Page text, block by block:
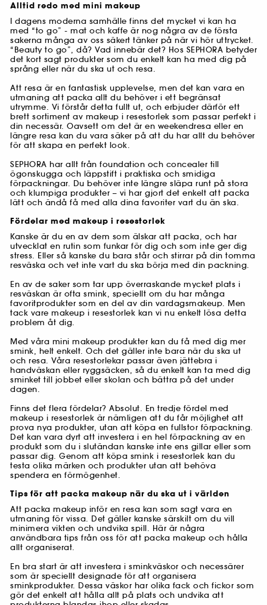
Alltid redo med mini makeup
I dagens moderna samhälle finns det mycket vi kan ha
med “to go” - mat och kaffe är nog några av de första
sakerna många av oss säkert tänker på när vi hör uttrycket.
“Beauty to go”, då? Vad innebär det? Hos SEPHORA betyder
det kort sagt produkter som du enkelt kan ha med dig på
språng eller när du ska ut och resa.
Att resa är en fantastisk upplevelse, men det kan vara en
utmaning att packa allt du behöver i ett begränsat
utrymme. Vi förstår detta fullt ut, och erbjuder därför ett
brett sortiment av makeup i resestorlek som passar perfekt i
din necessär. Oavsett om det är en weekendresa eller en
längre resa kan du vara säker på att du har allt du behöver
för att skapa en perfekt look.
SEPHORA har allt från foundation och concealer till
ögonskugga och läppstift i praktiska och smidiga
förpackningar. Du behöver inte längre släpa runt på stora
och klumpiga produkter – vi har gjort det enkelt att packa
lätt och ändå få med alla dina favoriter vart du än ska.
Fördelar med makeup i resestorlek
Kanske är du en av dem som älskar att packa, och har
utvecklat en rutin som funkar för dig och som inte ger dig
stress. Eller så kanske du bara står och stirrar på din tomma
resväska och vet inte vart du ska börja med din packning.
En av de saker som tar upp överraskande mycket plats i
resväskan är ofta smink, speciellt om du har många
favoritprodukter som en del av din vardagsmakeup. Men
tack vare makeup i resestorlek kan vi nu enkelt lösa detta
problem åt dig.
Med våra mini makeup produkter kan du få med dig mer
smink, helt enkelt. Och det gäller inte bara när du ska ut
och resa. Våra resestorlekar passar även jättebra i
handväskan eller ryggsäcken, så du enkelt kan ta med dig
sminket till jobbet eller skolan och bättra på det under
dagen.
Finns det flera fördelar? Absolut. En tredje fördel med
makeup i resestorlek är nämligen att du får möjlighet att
prova nya produkter, utan att köpa en fullstor förpackning.
Det kan vara dyrt att investera i en hel förpackning av en
produkt som du i slutändan kanske inte ens gillar eller som
passar dig. Genom att köpa smink i resestorlek kan du
testa olika märken och produkter utan att behöva
spendera en förmögenhet.
Tips för att packa makeup när du ska ut i världen
Att packa makeup inför en resa kan som sagt vara en
utmaning för vissa. Det gäller kanske särskilt om du vill
minimera vikten och undvika spill. Här är några
användbara tips från oss för att packa makeup och hålla
allt organiserat.
En bra start är att investera i sminkväskor och necessärer
som är speciellt designade för att organisera
sminkprodukter. Dessa väskor har olika fack och fickor som
gör det enkelt att hålla allt på plats och undvika att